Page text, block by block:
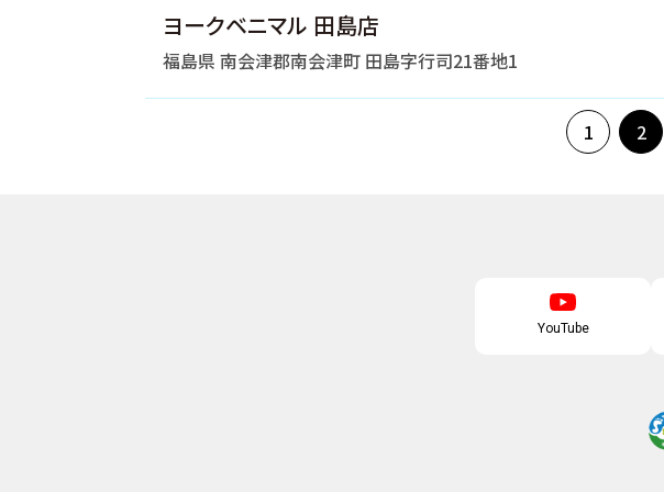
ヨークベニマル 田島店
福島県 南会津郡南会津町 田島字行司21番地1
1 2
YouTube